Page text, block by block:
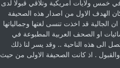
خمس ولايات امريكية ‏وتلاقي قبولا لدى
الهدف الاول من اصدار هذه الصحيفة
ان الجالية قد اخذت ‏تنسى لغتها وجمالياتها
او الصحف العربية المطبوعة في
الى هذه الناحية .. وقد يسر لنا ذلك
. اذ كانت ‏الصحيفة الاولى من حيث